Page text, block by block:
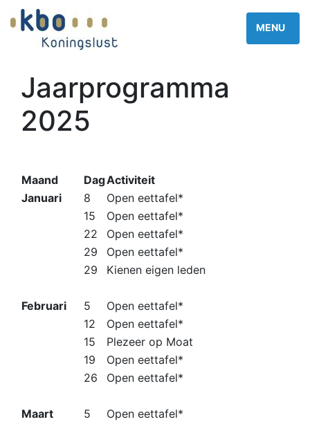
Jaarprogramma
2025
Maand DagActiviteit
Januari
8
Open eettafel*
15
Open eettafel*
22
Open eettafel*
29
Open eettafel*
29
Kienen eigen leden
Februari 5
Open eettafel*
12
Open eettafel*
15
Plezeer op Moat
19
Open eettafel*
26
Open eettafel*
Maart 5
Open eettafel*